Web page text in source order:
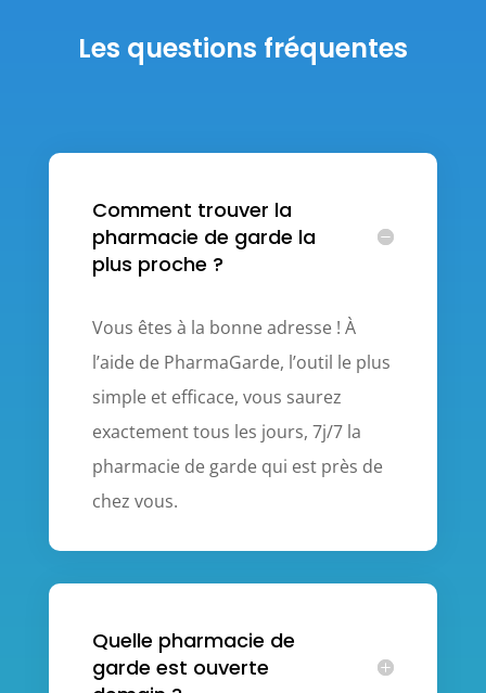
Les questions fréquentes
Comment trouver la
pharmacie de garde la
plus proche ?
Vous êtes à la bonne adresse ! À
l’aide de PharmaGarde, l’outil le plus
simple et efficace, vous saurez
exactement tous les jours, 7j/7 la
pharmacie de garde qui est près de
chez vous.
Quelle pharmacie de
garde est ouverte